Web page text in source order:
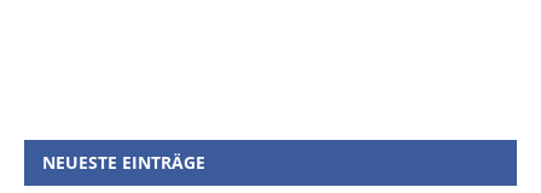
NEUESTE EINTRÄGE